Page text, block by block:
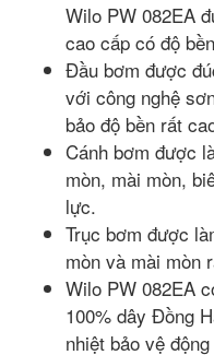
Wilo PW 082EA
cao cấp có độ
Đầu bơm được
với công nghệ
bảo độ bền rất
Cánh bơm được
mòn, mài mòn,
lực.
Trục bơm được
mòn và mài mòn
Wilo PW 082EA
100% dây Đồng
nhiệt bảo vệ